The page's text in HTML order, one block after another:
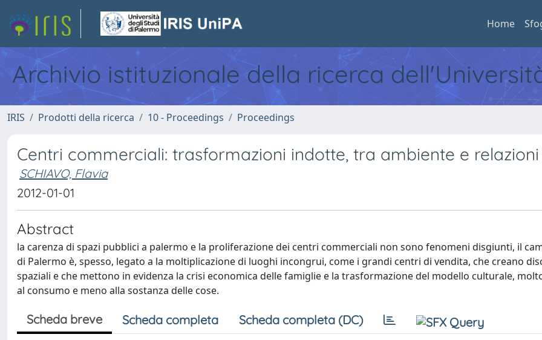
Home
Archivio istituzionale della ricerca
IRIS Prodotti della ricerca 10 - Proceedings Proceedings
Centri commerciali: trasformazioni indotte, tra ambiente e relazioni
SCHIAVO, Flavia
2012-01-01
Abstract
la carenza di spazi pubblici a palermo e la proliferazione dei centri commerciali non sono fenomeni disgiunti, il
di Palermo è, spesso, legato a la moltiplicazione di luoghi incongrui, come i grandi centri di vendita, che creano
spaziali e che mettono in evidenza la crisi economica delle famiglie e la trasformazione del modello culturale,
al consumo e meno alla sostanza delle cose.
Scheda breve Scheda completa Scheda completa (DC)